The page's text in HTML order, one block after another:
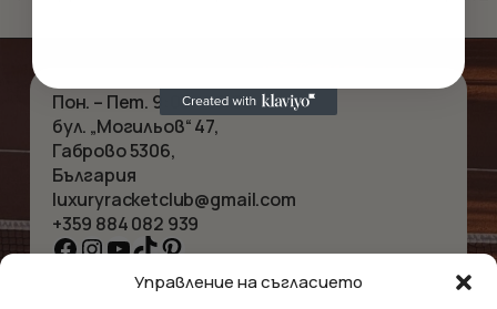
Управление на съгласието
Пон. – Пет. 9:00 – 18:00
бул. „Могильов“ 47,
Габрово 5306,
България
luxuryracketclub@gmail.com
+359 884 082 939
Facebook
Instagram
YouTube
TikTok
Pinterest